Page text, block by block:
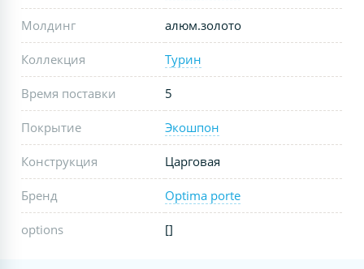
Молдинг алюм.золото
Коллекция Турин
Время поставки 5
Покрытие Экошпон
Конструкция Царговая
Бренд Optima porte
options []